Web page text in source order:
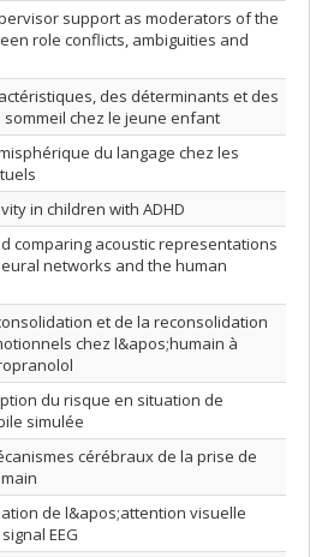
support as moderators of the
role conflicts, ambiguities and
des déterminants et des
chez le jeune enfant
du langage chez les
in children with ADHD
comparing acoustic representations
networks and the human
et de la reconsolidation
chez l&apos;humain à
du risque en situation de
simulée
cérébraux de la prise de
de l&apos;attention visuelle
EEG